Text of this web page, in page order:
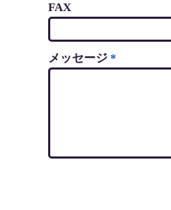
FAX
メッセージ